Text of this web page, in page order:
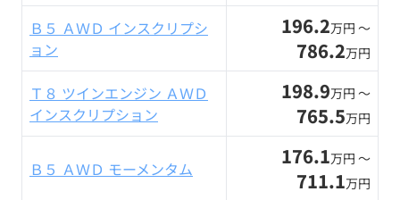
Ｂ５ ＡＷＤ インスクリプシ
ョン
196.2万円 〜
786.2万円
Ｔ８ ツインエンジン ＡＷＤ
インスクリプション
198.9万円 〜
765.5万円
Ｂ５ ＡＷＤ モーメンタム 176.1万円 〜
711.1万円